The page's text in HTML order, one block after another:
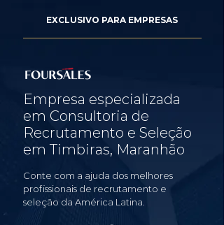
EXCLUSIVO PARA EMPRESAS
Empresa especializada
em Consultoria de
Recrutamento e Seleção
em Timbiras, Maranhão
Conte com a ajuda dos melhores
profissionais de recrutamento e
seleção da América Latina.